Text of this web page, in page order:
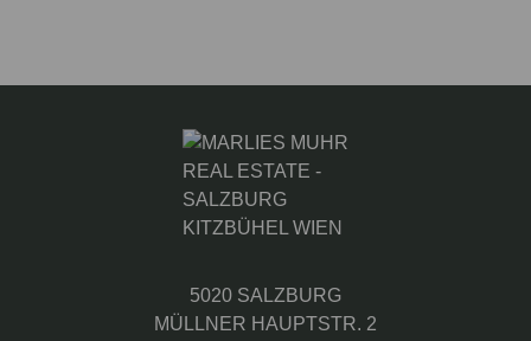
5020 SALZBURG
MÜLLNER HAUPTSTR. 2